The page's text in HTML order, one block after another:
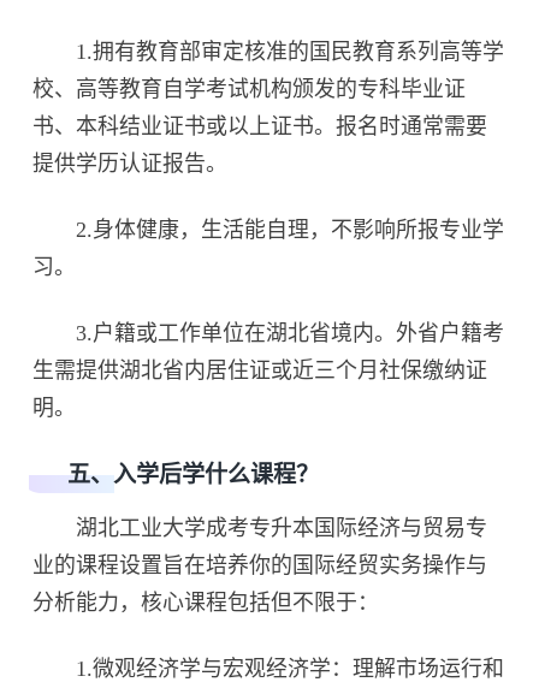
1.拥有教育部审定核准的国民教育系列高等学
校、高等教育自学考试机构颁发的专科毕业证
书、本科结业证书或以上证书。报名时通常需要
提供学历认证报告。
2.身体健康，生活能自理，不影响所报专业学
习。
3.户籍或工作单位在湖北省境内。外省户籍考
生需提供湖北省内居住证或近三个月社保缴纳证
明。
五、入学后学什么课程？
湖北工业大学成考专升本国际经济与贸易专
业的课程设置旨在培养你的国际经贸实务操作与
分析能力，核心课程包括但不限于：
1.微观经济学与宏观经济学：理解市场运行和